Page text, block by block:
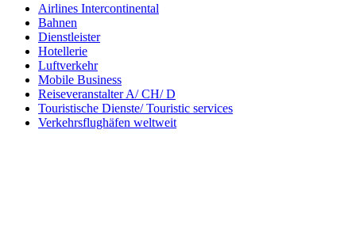
Airlines Intercontinental
Bahnen
Dienstleister
Hotellerie
Luftverkehr
Mobile Business
Reiseveranstalter A/ CH/ D
Touristische Dienste/ Touristic services
Verkehrsflughäfen weltweit